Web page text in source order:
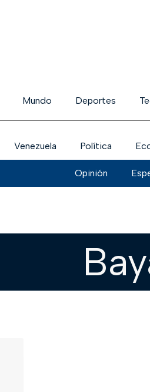
Mundo Deportes
Venezuela Política
Opinión